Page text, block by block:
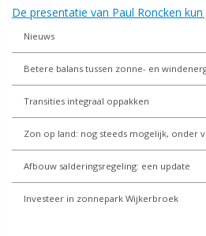
Nieuws
Betere balans tussen zonne- en
Transities integraal oppakken
Zon op land: nog steeds mogelijk, onder
Afbouw salderingsregeling: een update
Investeer in zonnepark Wijkerbroek
De presentatie van Paul Roncken